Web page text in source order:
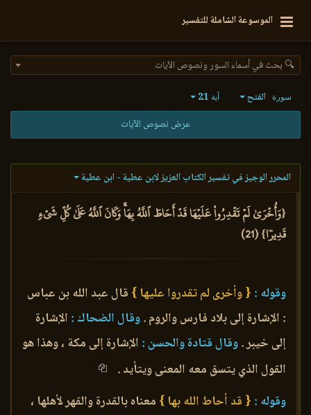
الموسوعة الشاملة للتفسير
🔍 بحث في أسماء السور ونصوص الآيات
سورة الفتح آية 21
عرض نصوص الآيات
المحرر الوجيز في تفسير الكتاب العزيز لابن عطية - ابن عطية
{وَأُخۡرَىٰ لَمۡ تَقۡدِرُواْ عَلَيۡهَا قَدۡ أَحَاطَ ٱللَّهُ بِهَاۚ وَكَانَ ٱللَّهُ عَلَىٰ كُلِّ شَيۡءٖ
قَدِيرٗا} (21)
وقوله : { وأخرى لم تقدروا عليها } قال عبد الله بن عباس
: الإشارة إلى بلاد فارس والروم .وقال الضحاك : الإشارة
إلى خيبر .وقال قتادة والحسن : الإشارة إلى مكة ، وهذا هو
القول الذي يتسق معه المعنى ويتأيد .
وقوله : { قد أحاط الله بها } معناه بالقدرة والقهر لأهلها ،